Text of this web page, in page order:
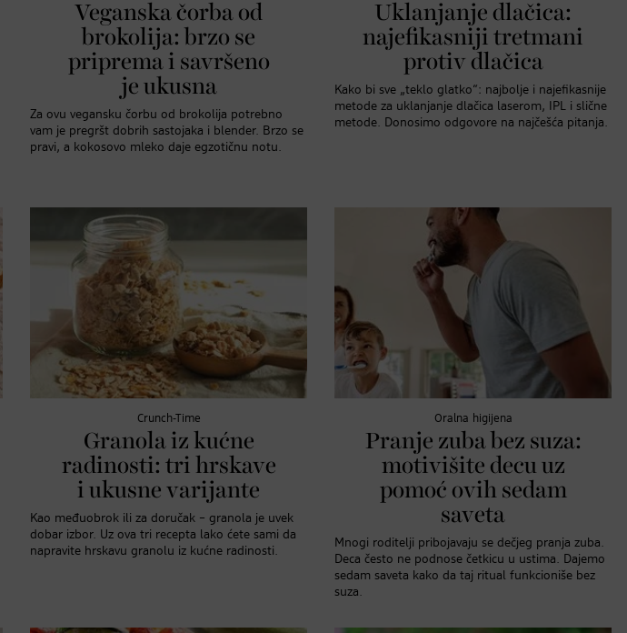
Veganska čorba od
brokolija: brzo se
priprema i savršeno
je ukusna
Za ovu vegansku čorbu od brokolija potrebno
vam je pregršt dobrih sastojaka i blender. Brzo se
pravi, a kokosovo mleko daje egzotičnu notu.
Uklanjanje dlačica:
najefikasniji tretmani
protiv dlačica
Kako bi sve „teklo glatko“: najbolje i najefikasnije
metode za uklanjanje dlačica laserom, IPL i slične
metode. Donosimo odgovore na najčešća pitanja.
Crunch-Time
Granola iz kućne
radinosti: tri hrskave
i ukusne varijante
Kao međuobrok ili za doručak – granola je uvek
dobar izbor. Uz ova tri recepta lako ćete sami da
napravite hrskavu granolu iz kućne radinosti.
Oralna higijena
Pranje zuba bez suza:
motivišite decu uz
pomoć ovih sedam
saveta
Mnogi roditelji pribojavaju se dečjeg pranja zuba.
Deca često ne podnose četkicu u ustima. Dajemo
sedam saveta kako da taj ritual funkcioniše bez
suza.